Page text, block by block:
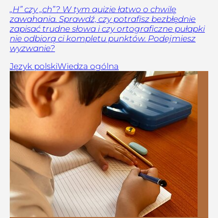
„H” czy „ch”? W tym quizie łatwo o chwilę
zawahania. Sprawdź, czy potrafisz bezbłędnie
zapisać trudne słowa i czy ortograficzne pułapki
nie odbiorą ci kompletu punktów. Podejmiesz
wyzwanie?
Język polskiWiedza ogólna